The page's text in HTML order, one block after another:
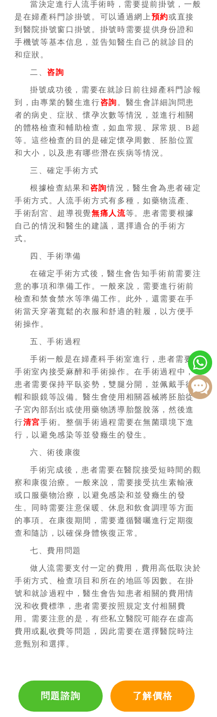
當決定進行人流手術時，需要提前掛號，一般
是在婦產科門診掛號。可以通過網上 預約或直接
到醫院掛號窗口掛號。掛號時需要提供身份證和
手機號等基本信息，並告知醫生自己的就診目的
和症狀。
二、 咨詢
掛號成功後，需要在就診日前往婦產科門診報
到，由專業的醫生進行咨詢 。醫生會詳細詢問患
者的病史、症狀、懷孕次數等情況，並進行相關
的體格檢查和輔助檢查，如血常規、尿常規、B超
等。這些檢查的目的是確定懷孕周數、胚胎位置
和大小，以及患有哪些潛在疾病等情況。
三、確定手術方式
根據檢查結果和 咨詢情況，醫生會為患者確定
手術方式。人流手術方式有多種，如藥物流產、
手術刮宮、超導視覺無痛人流等。患者需要根據
自己的情況和醫生的建議，選擇適合的手術方
式。
四、手術準備
在確定手術方式後，醫生會告知手術前需要注
意的事項和準備工作。一般來說，需要進行術前
檢查和禁食禁水等準備工作。此外，還需要在手
術當天穿著寬鬆的衣服和舒適的鞋履，以方便手
術操作。
五、手術過程
手術一般是在婦產科手術室進行，患者需要在
手術室內接受麻醉和手術操作。在手術過程中，
患者需要保持平臥姿勢，雙腿分開，並佩戴手術
帽和眼鏡等設備。醫生會使用相關器械將胚胎從
子宮內部刮出或使用藥物誘導胎盤脫落，然後進
行清宮手術。整個手術過程需要在無菌環境下進
行，以避免感染等並發癥生的發生。
六、術後康復
手術完成後，患者需要在醫院接受短時間的觀
察和康復治療。一般來說，需要接受抗生素輸液
或口服藥物治療，以避免感染和並發癥生的發
生。同時需要注意保暖、休息和飲食調理等方面
的事項。在康復期間，需要遵循醫囑進行定期復
查和隨訪，以確保身體恢復正常。
七、費用問題
做人流需要支付一定的費用，費用高低取決於
手術方式、檢查項目和所在的地區等因數。在掛
號和就診過程中，醫生會告知患者相關的費用情
況和收費標準，患者需要按照規定支付相關費
用。需要注意的是，有些私立醫院可能存在虛高
費用或亂收費等問題，因此需要在選擇醫院時注
意甄別和選擇。
問題諮詢 了解價格